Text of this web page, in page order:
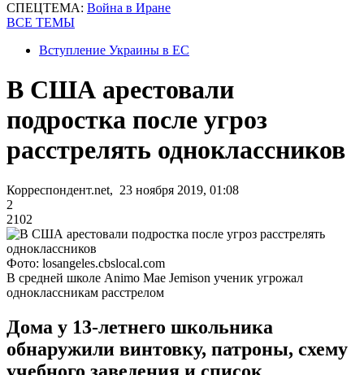
СПЕЦТЕМА: Война в Иране
ВСЕ ТЕМЫ
Вступление Украины в ЕС
В США арестовали
подростка после угроз
расстрелять одноклассников
Корреспондент.net, 23 ноября 2019, 01:08
2
2102
Фото: losangeles.cbslocal.com
В средней школе Animo Mae Jemison ученик угрожал
одноклассникам расстрелом
Дома у 13-летнего школьника
обнаружили винтовку, патроны, схему
учебного заведения и список